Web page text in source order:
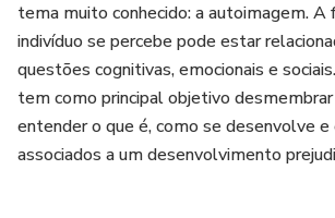
tema muito conhecido: a autoimagem. A
indivíduo se percebe pode estar
questões cognitivas, emocionais e
tem como principal objetivo
entender o que é, como se desenvolve e
associados a um desenvolvimento